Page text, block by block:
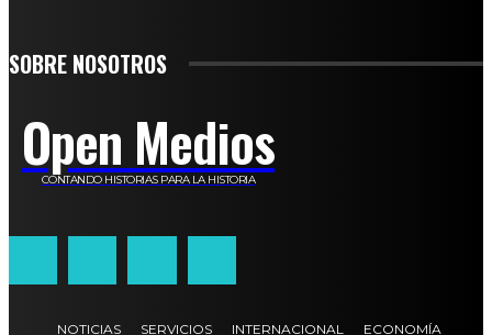
SOBRE NOSOTROS
Open Medios
CONTANDO HISTORIAS PARA LA HISTORIA
NOTICIAS SERVICIOS INTERNACIONAL ECONOMÍA